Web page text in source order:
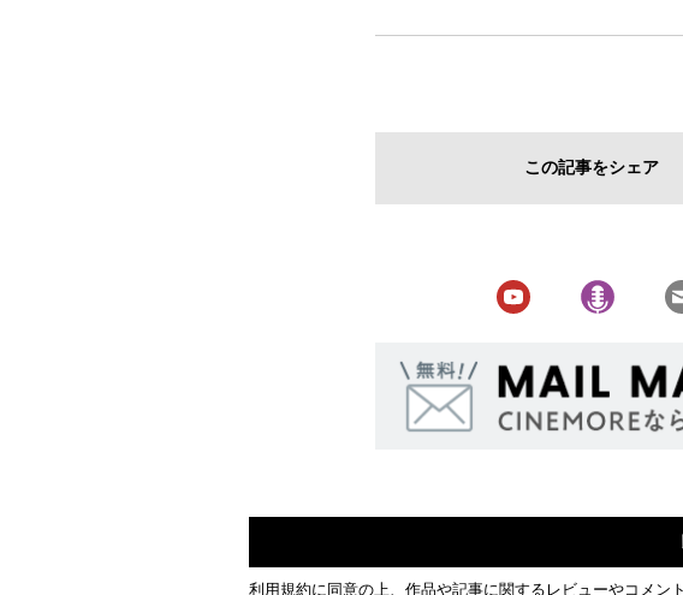
この記事をシェア
利用規約に同意の上、作品や記事に関するレビューやコメン